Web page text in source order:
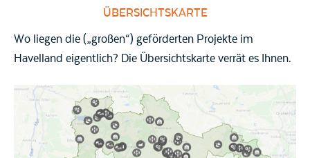
ÜBERSICHTSKARTE
Wo liegen die („großen“) geförderten Projekte im
Havelland eigentlich? Die Übersichtskarte verrät es Ihnen.